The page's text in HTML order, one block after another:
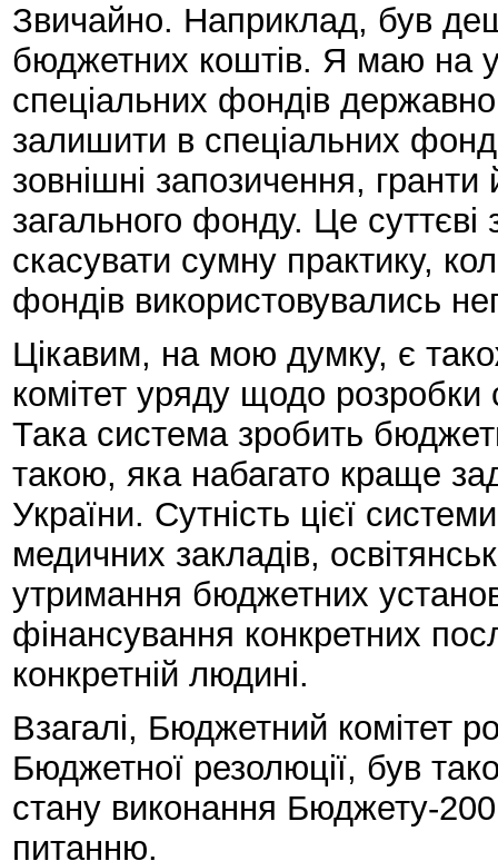
Звичайно. Наприклад, був
бюджетних коштів. Я маю на
спеціальних фондів
залишити в спеціальних
зовнішні запозичення,
загального фонду. Це
скасувати сумну практику,
фондів використовувались
Цікавим, на мою думку, є
комітет уряду щодо
Така система зробить
такою, яка набагато краще
України. Сутність цієї
медичних закладів,
утримання бюджетних
фінансування конкретних
конкретній людині.
Взагалі, Бюджетний комітет
Бюджетної резолюції, був
стану виконання Бюджету-
питанню.